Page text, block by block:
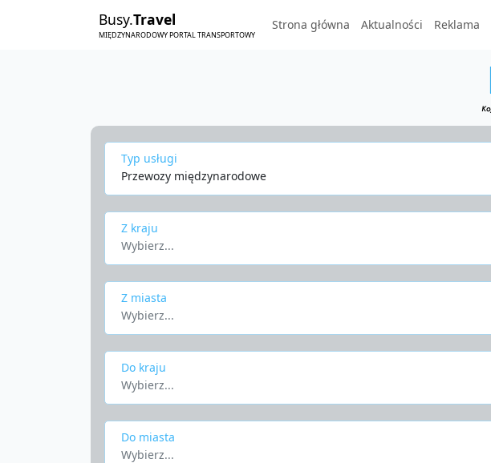
Busy.Travel
MIĘDZYNARODOWY PORTAL TRANSPORTOWY
Strona główna Aktualności Reklama
Typ usługi
Przewozy międzynarodowe
Z kraju
Wybierz...
Z miasta
Wybierz...
Do kraju
Wybierz...
Do miasta
Wybierz...